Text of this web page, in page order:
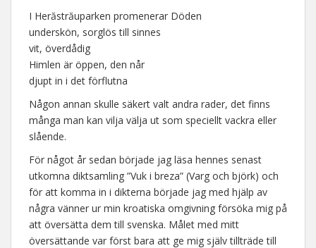
I Herăstrăuparken promenerar Döden
underskön, sorglös till sinnes
vit, överdådig
Himlen är öppen, den når
djupt in i det förflutna
Någon annan skulle säkert valt andra rader, det finns
många man kan vilja välja ut som speciellt vackra eller
slående.
För något år sedan började jag läsa hennes senast
utkomna diktsamling ”Vuk i breza” (Varg och björk) och
för att komma in i dikterna började jag med hjälp av
några vänner ur min kroatiska omgivning försöka mig på
att översätta dem till svenska. Målet med mitt
översättande var först bara att ge mig själv tillträde till